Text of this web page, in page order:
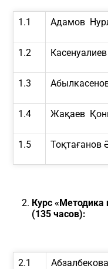
1.1 Адамов
1.2
1.3
1.4 Жақаев
1.5 Тоқтағанов
Курс «Методика
(135 часов):
2.1